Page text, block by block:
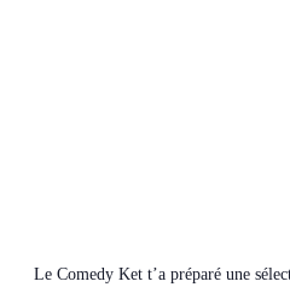
Le Comedy Ket t’a préparé une